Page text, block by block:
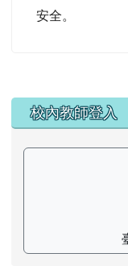
安全。
左邊區域內容
校內教師登入